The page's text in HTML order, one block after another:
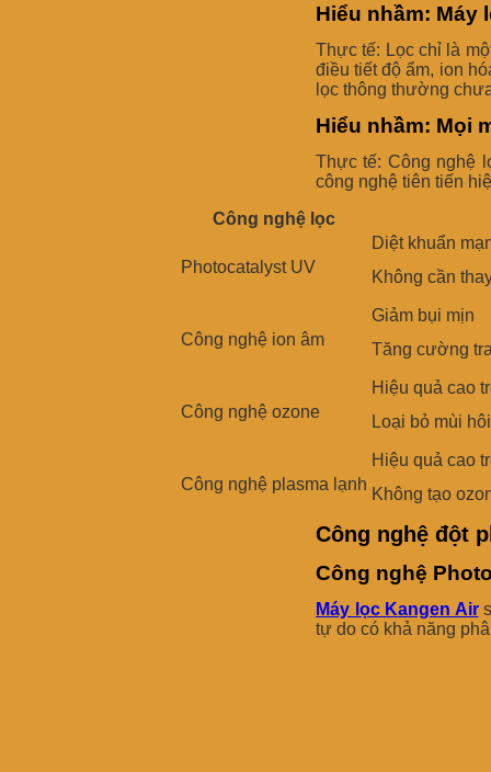
Hiểu nhầm: Máy
Thực tế: Lọc chỉ là
điều tiết độ ẩm, ion
lọc thông thường
Hiểu nhầm: Mọi
Thực tế: Công nghệ
công nghệ tiên tiến
Công nghệ lọc
Photocatalyst UV
Diệt khuẩn
Không cần
Công nghệ ion âm
Giảm bụi mịn
Tăng cường
Công nghệ ozone
Hiệu quả cao
Loại bỏ mùi
Công nghệ plasma lạnh
Hiệu quả cao
Không tạo
Công nghệ đột
Công nghệ
Máy lọc Kangen Air
tự do có khả năng